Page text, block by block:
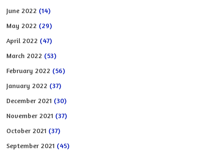
June 2022 (14)
May 2022 (29)
April 2022 (47)
March 2022 (53)
February 2022 (56)
January 2022 (37)
December 2021 (30)
November 2021 (37)
October 2021 (37)
September 2021 (45)